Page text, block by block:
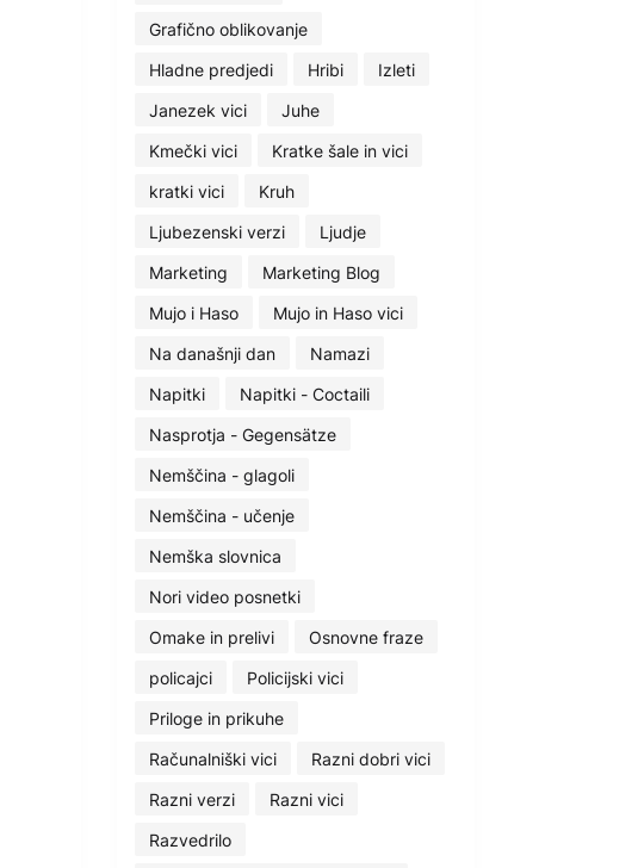
Grafično oblikovanje
Hladne predjedi
Hribi
Izleti
Janezek vici
Juhe
Kmečki vici
Kratke šale in vici
kratki vici
Kruh
Ljubezenski verzi
Ljudje
Marketing
Marketing Blog
Mujo i Haso
Mujo in Haso vici
Na današnji dan
Namazi
Napitki
Napitki - Coctaili
Nasprotja - Gegensätze
Nemščina - glagoli
Nemščina - učenje
Nemška slovnica
Nori video posnetki
Omake in prelivi
Osnovne fraze
policajci
Policijski vici
Priloge in prikuhe
Računalniški vici
Razni dobri vici
Razni verzi
Razni vici
Razvedrilo